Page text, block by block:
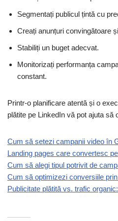
Segmentați publicul țintă cu
Creați anunțuri convingătoare
Stabiliți un buget adecvat.
Monitorizați performanța
constant.
Printr-o planificare atentă și o
plătite pe LinkedIn vă pot ajuta să
Cum să setezi campanii video în
Landing pages care convertesc
Cum să alegi tipul potrivit de
Cum să optimizezi conversiile
Publicitate plătită vs. trafic